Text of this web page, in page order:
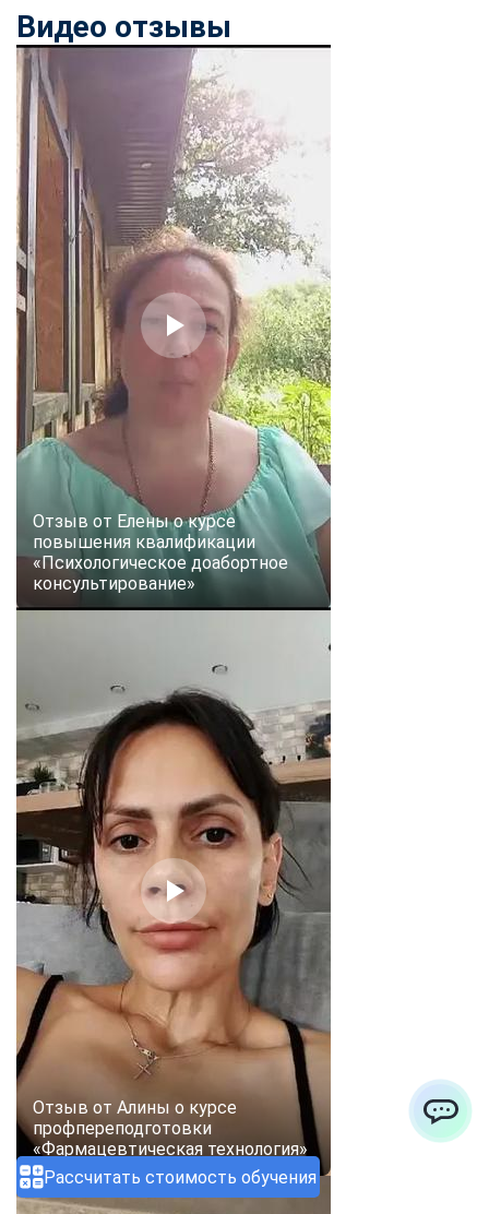
Рассчитать стоимость обучения
Видео отзывы
Отзыв от Елены о курсе
повышения квалификации
«Психологическое доабортное
консультирование»
Отзыв от Алины о курсе
профпереподготовки
«Фармацевтическая технология»
ChatApp
online
Мессенджеры
Свяжитесь с нами через любой удобный мессенджер!
Telegram WhatsApp
Vkontakte EMail
Max
ChatApp